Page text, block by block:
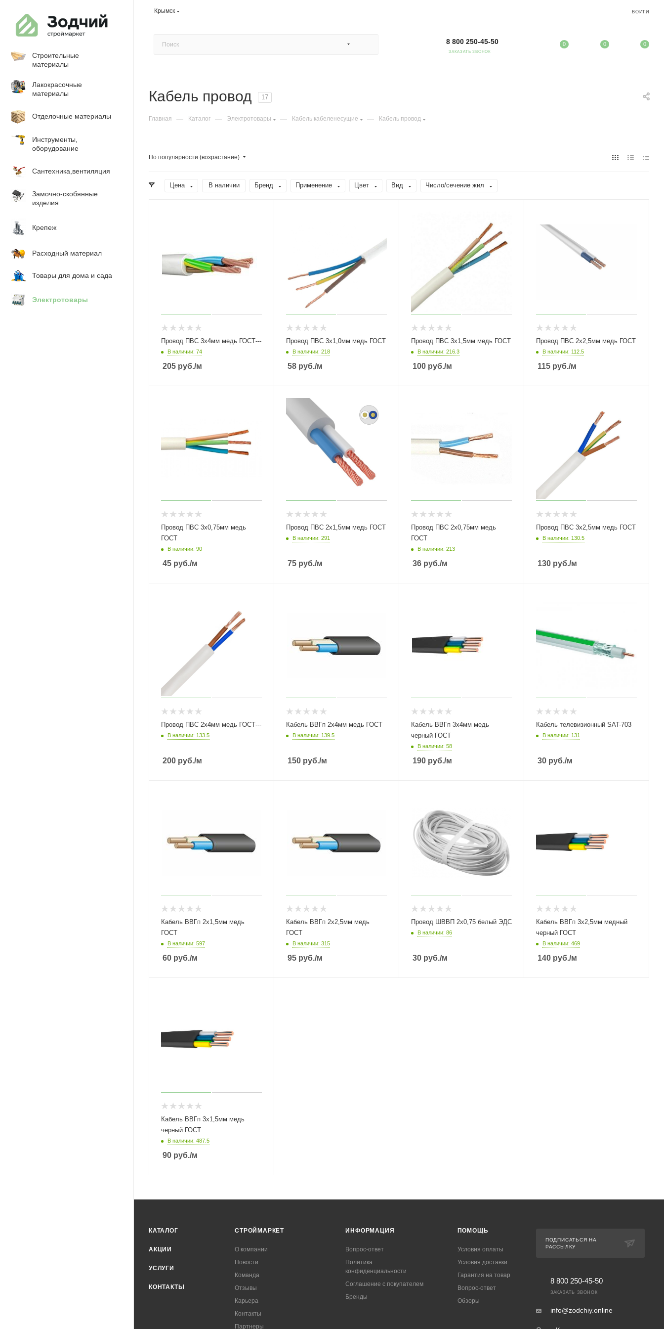
Крымск ВОЙТИ
8 800 250-45-50
ЗАКАЗАТЬ ЗВОНОК
0 0 0
Строительные
материалы
Лакокрасочные
материалы
Отделочные материалы
Инструменты,
оборудование
Сантехника,вентиляция
Замочно-скобянные
изделия
Крепеж
Расходный материал
Товары для дома и сада
Электротовары
Кабель провод 17
Главная — Каталог — Электротовары — Кабель кабеленесущие — Кабель провод
По популярности (возрастание)
Цена В наличии Бренд Применение Цвет Вид Число/сечение жил
Провод ПВС 3х4мм медь ГОСТ---
В наличии: 74
205 руб./м
Провод ПВС 3х1,0мм медь ГОСТ
В наличии: 218
58 руб./м
Провод ПВС 3х1,5мм медь ГОСТ
В наличии: 216.3
100 руб./м
Провод ПВС 2х2,5мм медь ГОСТ
В наличии: 112.5
115 руб./м
Провод ПВС 3х0,75мм медь
ГОСТ
В наличии: 90
45 руб./м
Провод ПВС 2х1,5мм медь ГОСТ
В наличии: 291
75 руб./м
Провод ПВС 2х0,75мм медь
ГОСТ
В наличии: 213
36 руб./м
Провод ПВС 3х2,5мм медь ГОСТ
В наличии: 130.5
130 руб./м
Провод ПВС 2х4мм медь ГОСТ---
В наличии: 133.5
200 руб./м
Кабель ВВГп 2х4мм медь ГОСТ
В наличии: 139.5
150 руб./м
Кабель ВВГп 3х4мм медь
черный ГОСТ
В наличии: 58
190 руб./м
Кабель телевизионный SAT-703
В наличии: 131
30 руб./м
Кабель ВВГп 2х1,5мм медь
ГОСТ
В наличии: 597
60 руб./м
Кабель ВВГп 2х2,5мм медь
ГОСТ
В наличии: 315
95 руб./м
Провод ШВВП 2х0,75 белый ЭДС
В наличии: 86
30 руб./м
Кабель ВВГп 3х2,5мм медный
черный ГОСТ
В наличии: 469
140 руб./м
Кабель ВВГп 3х1,5мм медь
черный ГОСТ
В наличии: 487.5
90 руб./м
КАТАЛОГ
АКЦИИ
УСЛУГИ
КОНТАКТЫ
СТРОЙМАРКЕТ
О компании
Новости
Команда
Отзывы
Карьера
Контакты
Партнеры
ИНФОРМАЦИЯ
Вопрос-ответ
Политика
конфиденциальности
Соглашение с покупателем
Бренды
ПОМОЩЬ
Условия оплаты
Условия доставки
Гарантия на товар
Вопрос-ответ
Обзоры
ПОДПИСАТЬСЯ НА
РАССЫЛКУ
8 800 250-45-50
ЗАКАЗАТЬ ЗВОНОК
info@zodchiy.online